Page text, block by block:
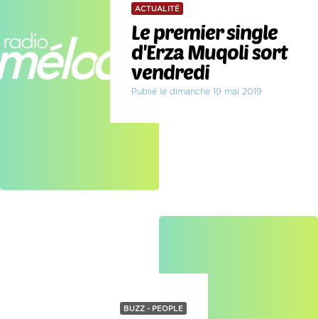
ACTUALITÉ
Le premier single
d'Erza Muqoli sort
vendredi
Publié le dimanche 19 mai 2019
BUZZ - PEOPLE